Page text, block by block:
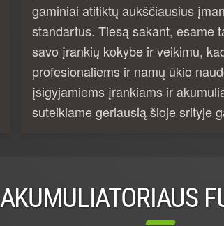
gaminiai atitiktų aukščiausius
standartus. Tiesą sakant, esame
savo įrankių kokybe ir veikimu,
profesionaliems ir namų ūkio
įsigyjamiems įrankiams ir
suteikiame geriausią šioje srityje
AKUMULIATORIAUS